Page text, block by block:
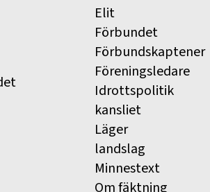
Elit
Förbundet
Förbundskaptener
Föreningsledare
Idrottspolitik
kansliet
Läger
landslag
Minnestext
Om fäktning